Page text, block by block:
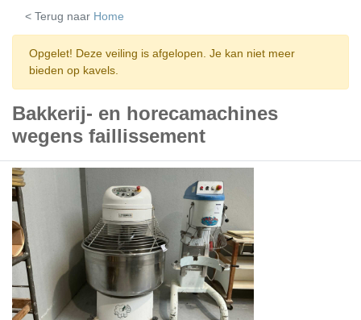
< Terug naar Home
Opgelet! Deze veiling is afgelopen. Je kan niet meer
bieden op kavels.
Bakkerij- en horecamachines
wegens faillissement